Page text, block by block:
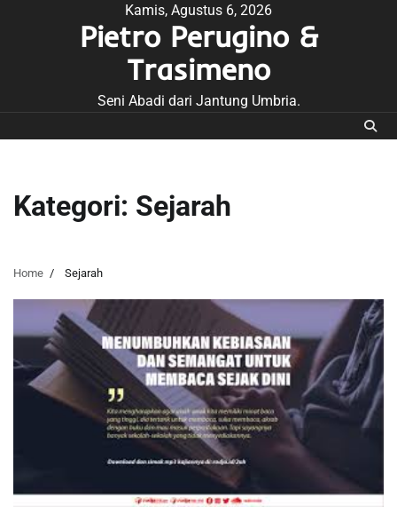
Kamis, Agustus 6, 2026
Pietro Perugino &
Trasimeno
Seni Abadi dari Jantung Umbria.
Kategori: Sejarah
Home Sejarah